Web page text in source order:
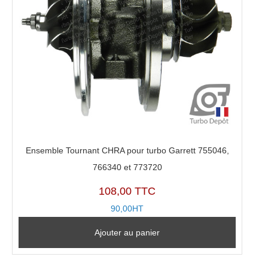
Ensemble Tournant CHRA pour turbo Garrett 755046,
766340 et 773720
108,00 TTC
90,00HT
Ajouter au panier